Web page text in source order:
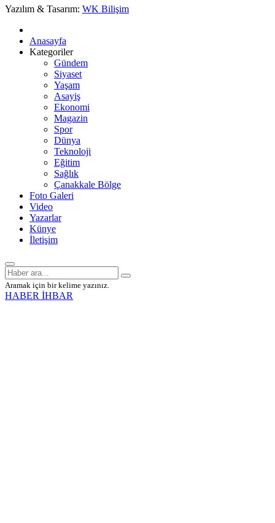
Yazılım & Tasarım: WK Bilişim
Anasayfa
Kategoriler
Gündem
Siyaset
Yaşam
Asayiş
Ekonomi
Magazin
Spor
Dünya
Teknoloji
Eğitim
Sağlık
Çanakkale Bölge
Foto Galeri
Video
Yazarlar
Künye
İletişim
Aramak için bir kelime yazınız.
HABER İHBAR